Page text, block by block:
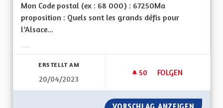
Mon Code postal (ex : 68 000) : 67250Ma
proposition : Quels sont les grands défis pour
l’Alsace...
ERSTELLT AM
20/04/2023
50 50 FOLLOWER
FOLGEN
SE BATTRE POUR